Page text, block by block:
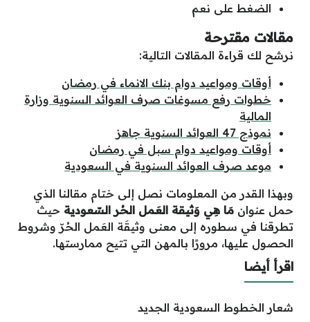
الضغط على نعم
مقالات مقترحة
نرشح لك قراءة المقالات التالية:
أوقات ومواعيد دوام بنك الانماء في رمضان
خطوات رفع مسوغات صرف العوائد السنوية وزارة
المالية
نموذج 47 العوائد السنوية جاهز
أوقات ومواعيد دوام سبل في رمضان
موعد صرف العوائد السنوية في السعودية
وبهذا القدر من المعلومات نصل إلى ختام مقالنا الذي
حمل عنوان مَا هِي وَثيقة العَمل الحُر السّعودية حيث
تطرقنا في سطوره إلى معنى وثيقَة العَمل الحُرّ وشروط
الحصول عليها، مرورًا بالمهن التي تتيح ممارستها.
اقرأ أيضا
شعار الخطوط السعودية الجديد